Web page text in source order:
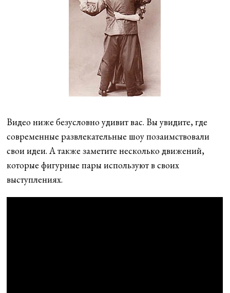
Видео ниже безусловно удивит вас. Вы увидите, где
современные развлекательные шоу позаимствовали
свои идеи. А также заметите несколько движений,
которые фигурные пары используют в своих
выступлениях.